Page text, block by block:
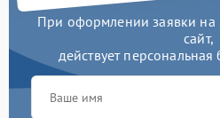
При оформлении заявки на
сайт,
действует